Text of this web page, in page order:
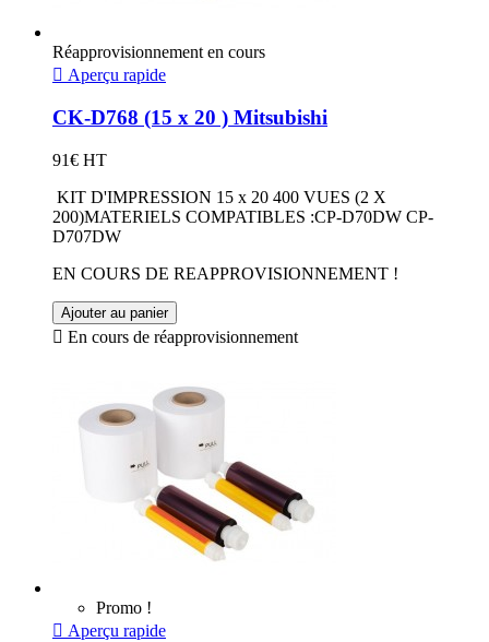
Réapprovisionnement en cours
 Aperçu rapide
CK-D768 (15 x 20 ) Mitsubishi
91€ HT
KIT D'IMPRESSION 15 x 20 400 VUES (2 X
200)MATERIELS COMPATIBLES :CP-D70DW CP-
D707DW
EN COURS DE REAPPROVISIONNEMENT !
Ajouter au panier
 En cours de réapprovisionnement
Promo !
 Aperçu rapide